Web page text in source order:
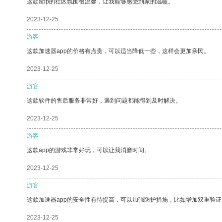
这款app的社区氛围很温馨，让我能够感受到家的温暖。
2023-12-25
游客
这款加速器app的价格有点贵，可以适当降低一些，这样会更加亲民。
2023-12-25
游客
这款软件的售后服务非常好，遇到问题都能得到及时解决。
2023-12-25
游客
这款app的游戏非常好玩，可以让我消磨时间。
2023-12-25
游客
这款加速器app的安全性有待提高，可以加强防护措施，比如增加双重验
2023-12-25